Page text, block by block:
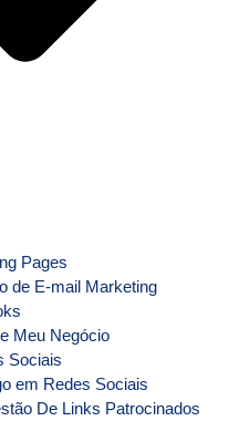
Pages
de E-mail Marketing
Meu Negócio
Sociais
em Redes Sociais
De Links Patrocinados